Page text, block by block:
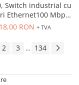
Switch industrial cu
Ethernet100 Mbps,
montaj pe sina
RON + TVA
2 3 ... 134